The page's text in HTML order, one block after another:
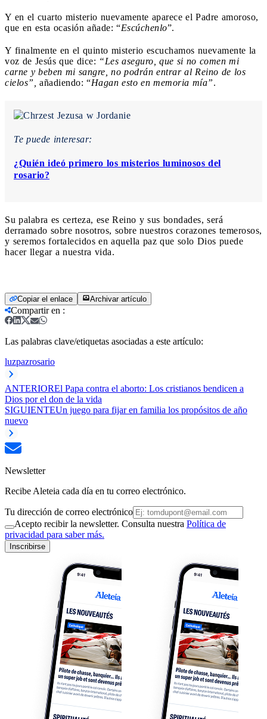
Y en el cuarto misterio nuevamente aparece el Padre amoroso,
que en esta ocasión añade: “Escúchenlo”.
Y finalmente en el quinto misterio escuchamos nuevamente la
voz de Jesús que dice: “Les aseguro, que si no comen mi
carne y beben mi sangre, no podrán entrar al Reino de los
cielos”,
añadiendo: “Hagan esto en memoria mía”.
Te puede interesar:
¿Quién ideó primero los misterios luminosos del
rosario?
Su palabra es certeza, ese Reino y sus bondades, será
derramado sobre nosotros, sobre nuestros corazones temerosos,
y seremos fortalecidos en aquella paz que solo Dios puede
hacer llegar a nuestra vida.
Copiar el enlace Archivar artículo
Compartir en :
Las palabras clave/etiquetas asociadas a este artículo:
luzpazrosario
ANTERIOREl Papa contra el aborto: Los cristianos bendicen a
Dios por el don de la vida
SIGUIENTEUn juego para fijar en familia los propósitos de año
nuevo
Newsletter
Recibe Aleteia cada día en tu correo electrónico.
Tu dirección de correo electrónico
Acepto recibir la newsletter. Consulta nuestra Política de
privacidad para saber más.
Inscribirse